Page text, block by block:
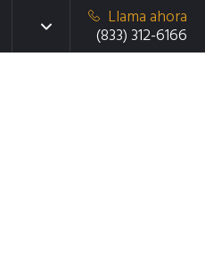
Llama ahora
(833) 312-6166